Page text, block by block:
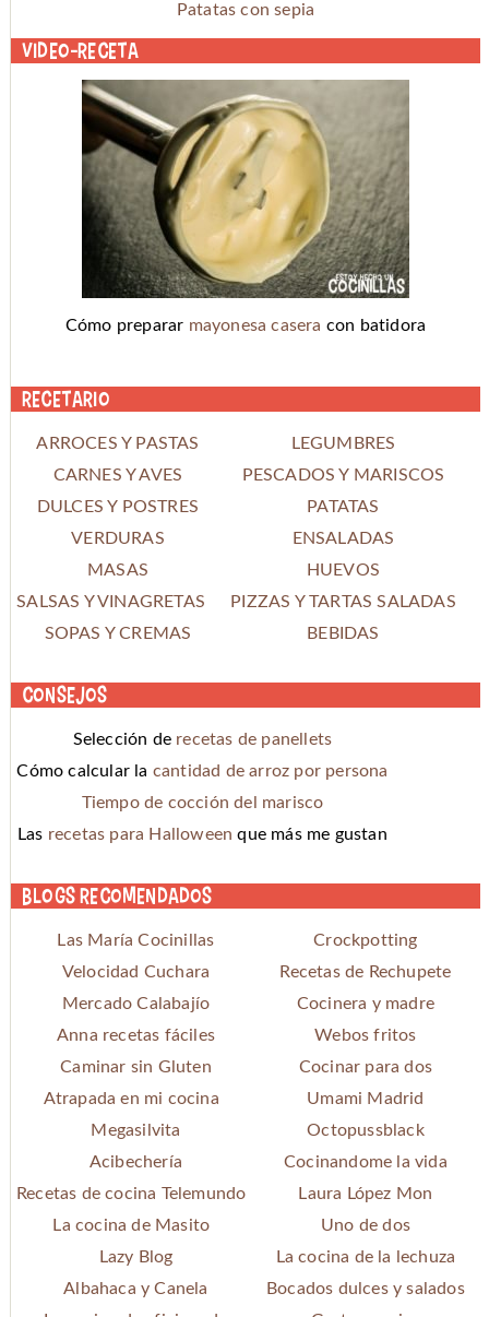
Patatas con sepia
Video-receta
Cómo preparar mayonesa casera con batidora
Recetario
ARROCES Y PASTAS
LEGUMBRES
CARNES Y AVES
PESCADOS Y MARISCOS
DULCES Y POSTRES
PATATAS
VERDURAS
ENSALADAS
MASAS
HUEVOS
SALSAS Y VINAGRETAS
PIZZAS Y TARTAS SALADAS
SOPAS Y CREMAS
BEBIDAS
Consejos
Selección de recetas de panellets
Cómo calcular la cantidad de arroz por persona
Tiempo de cocción del marisco
Las recetas para Halloween que más me gustan
Blogs recomendados
Las María Cocinillas
Crockpotting
Velocidad Cuchara
Recetas de Rechupete
Mercado Calabajío
Cocinera y madre
Anna recetas fáciles
Webos fritos
Caminar sin Gluten
Cocinar para dos
Atrapada en mi cocina
Umami Madrid
Megasilvita
Octopussblack
Acibechería
Cocinandome la vida
Recetas de cocina Telemundo
Laura López Mon
La cocina de Masito
Uno de dos
Lazy Blog
La cocina de la lechuza
Albahaca y Canela
Bocados dulces y salados